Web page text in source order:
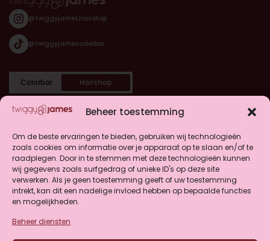
Beheer toestemming
Om de beste ervaringen te bieden, gebruiken wij technologieën
zoals cookies om informatie over je apparaat op te slaan en/of te
raadplegen. Door in te stemmen met deze technologieën kunnen
wij gegevens zoals surfgedrag of unieke ID's op deze site
verwerken. Als je geen toestemming geeft of uw toestemming
intrekt, kan dit een nadelige invloed hebben op bepaalde functies
en mogelijkheden.
Beheer diensten
Colorbar Hairshop
@twiggyjames.hairshop
@twiggyjames.colorbar
Categorieën
Shop
Klantenservice
4.9